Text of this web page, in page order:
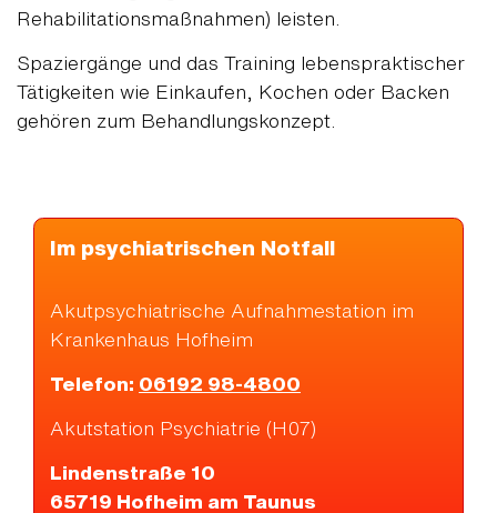
Rehabilitationsmaßnahmen) leisten.
Spaziergänge und das Training lebenspraktischer
Tätigkeiten wie Einkaufen, Kochen oder Backen
gehören zum Behandlungskonzept.
Im psychiatrischen Notfall
Akutpsychiatrische Aufnahmestation im
Krankenhaus Hofheim
Telefon: 06192 98-4800
Akutstation Psychiatrie (H07)
Lindenstraße 10
65719 Hofheim am Taunus